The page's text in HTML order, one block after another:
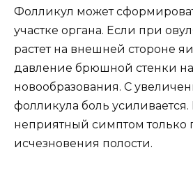
Фолликул может
участке органа. Если при
растет на внешней стороне
давление брюшной стенки на
новообразования. С
фолликула боль усиливается.
неприятный симптом только
исчезновения полости.